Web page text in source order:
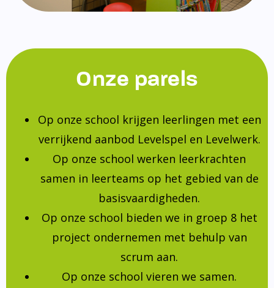
Onze parels
Op onze school krijgen leerlingen met een
verrijkend aanbod Levelspel en Levelwerk.
Op onze school werken leerkrachten
samen in leerteams op het gebied van de
basisvaardigheden.
Op onze school bieden we in groep 8 het
project ondernemen met behulp van
scrum aan.
Op onze school vieren we samen.